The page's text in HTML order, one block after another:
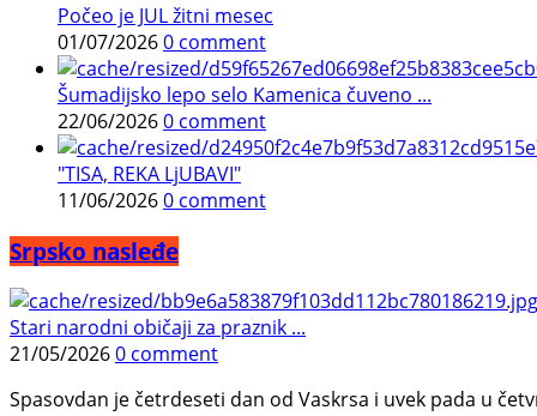
Počeo je JUL žitni mesec
01/07/20260 comment
Šumadijsko lepo selo Kamenica čuveno ...
22/06/20260 comment
"TISA, REKA LjUBAVI"
11/06/20260 comment
Srpsko nasleđe
Stari narodni običaji za praznik ...
21/05/20260 comment
Spasovdan je četrdeseti dan od Vaskrsa i uvek pada u